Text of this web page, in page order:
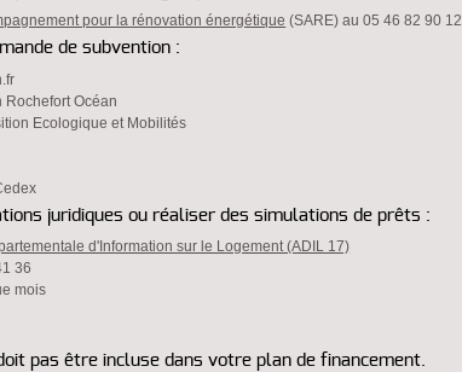
pour la rénovation énergétique (SARE) au 05 46 82 90 12
de subvention :
Rochefort Océan
Ecologique et Mobilités
juridiques ou réaliser des simulations de prêts :
d'Information sur le Logement (ADIL 17)
36
mois
pas être incluse dans votre plan de financement.